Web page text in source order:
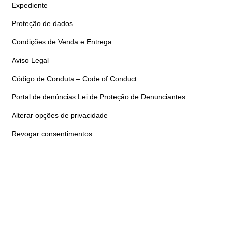
Expediente
Proteção de dados
Condições de Venda e Entrega
Aviso Legal
Código de Conduta – Code of Conduct
Portal de denúncias Lei de Proteção de Denunciantes
Alterar opções de privacidade
Revogar consentimentos